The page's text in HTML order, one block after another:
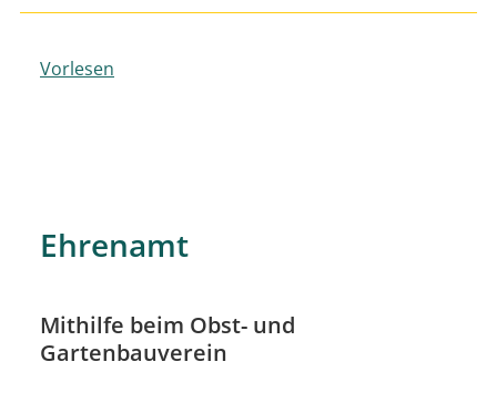
Vorlesen
Ehrenamt
Mithilfe beim Obst- und
Gartenbauverein